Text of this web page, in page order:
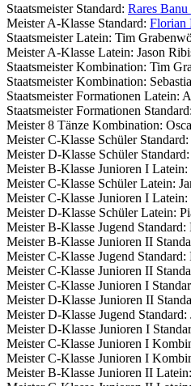
Staatsmeister Standard: Rares
Meister A-Klasse Standard: Florian
Staatsmeister Latein: Tim
Meister A-Klasse Latein: Jason
Staatsmeister Kombination: Tim
Staatsmeister Kombination:
Staatsmeister Formationen
Staatsmeister Formationen
Meister 8 Tänze Kombination:
Meister C-Klasse Schüler
Meister D-Klasse Schüler
Meister B-Klasse Junioren I
Meister C-Klasse Schüler Latein:
Meister C-Klasse Junioren I
Meister D-Klasse Schüler Latein:
Meister B-Klasse Jugend
Meister B-Klasse Junioren II
Meister C-Klasse Jugend
Meister C-Klasse Junioren II
Meister C-Klasse Junioren I
Meister D-Klasse Junioren II
Meister D-Klasse Jugend
Meister D-Klasse Junioren I
Meister C-Klasse Junioren I
Meister C-Klasse Junioren I
Meister B-Klasse Junioren II